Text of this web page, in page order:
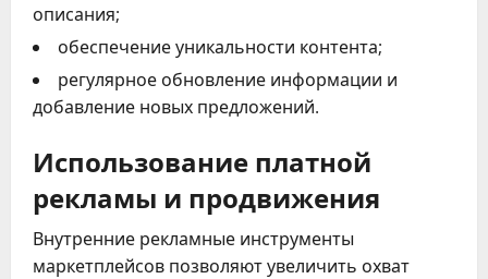
описания;
обеспечение уникальности контента;
регулярное обновление информации и
добавление новых предложений.
Использование платной
рекламы и продвижения
Внутренние рекламные инструменты
маркетплейсов позволяют увеличить охват